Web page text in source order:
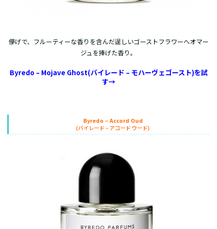
儚げで、フルーティーな香りを含んだ逞しいゴーストフラワーへオマー
ジュを捧げた香り。
Byredo – Mojave Ghost(バイレード – モハーヴェゴースト)を試
す→
Byredo – Accord Oud
(バイレード – アコード ウード)